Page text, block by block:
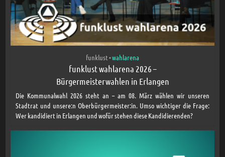
funklust•wahlarena
funklust wahlarena 2026 –
Bürgermeisterwahlen in Erlangen
Die Kommunalwahl 2026 steht an – am 08. März wählen wir unseren
Stadtrat und unsere:n Oberbürgermeister:in. Umso wichtiger die Frage:
Wer kandidiert in Erlangen und wofür stehen diese Kandidierenden?